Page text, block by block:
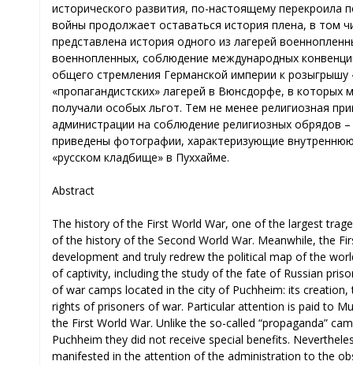
исторического развития, по-настоящему перекроила
войны продолжает оставаться история плена, в том
представлена история одного из лагерей
военнопленных, соблюдение международных
общего стремления Германской империи к
«пропагандистских» лагерей в Вюнсдорфе, в
получали особых льгот. Тем не менее религиозная
администрации на соблюдение религиозных обрядов
приведены фотографии, характеризующие
«русском кладбище» в Пуххайме.
Abstract
The history of the First World War, one of the largest
of the history of the Second World War. Meanwhile, the
development and truly redrew the political map of the
of captivity, including the study of the fate of Russian
of war camps located in the city of Puchheim: its
rights of prisoners of war. Particular attention is paid to
the First World War. Unlike the so-called “propaganda”
Puchheim they did not receive special benefits.
manifested in the attention of the administration to the